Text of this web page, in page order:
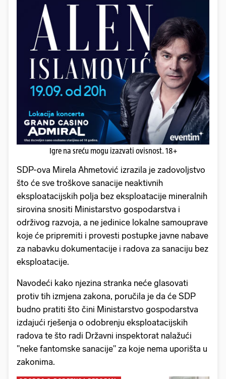
Igre na sreću mogu izazvati ovisnost. 18+
SDP-ova Mirela Ahmetović izrazila je zadovoljstvo
što će sve troškove sanacije neaktivnih
eksploatacijskih polja bez eksploatacije mineralnih
sirovina snositi Ministarstvo gospodarstva i
održivog razvoja, a ne jedinice lokalne samouprave
koje će pripremiti i provesti postupke javne nabave
za nabavku dokumentacije i radova za sanaciju bez
eksploatacije.
Navodeći kako njezina stranka neće glasovati
protiv tih izmjena zakona, poručila je da će SDP
budno pratiti što čini Ministarstvo gospodarstva
izdajući rješenja o odobrenju eksploatacijskih
radova te što radi Državni inspektorat nalažući
"neke fantomske sanacije" za koje nema uporišta u
zakonima.